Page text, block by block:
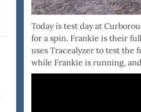
Today is test day at
for a spin. Frankie is their
uses Tracealyzer to test
while Frankie is running,